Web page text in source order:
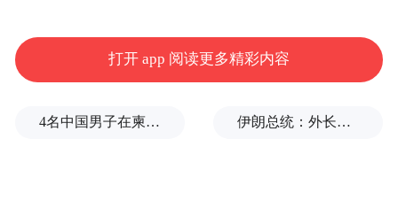
打开 app 阅读更多精彩内容
4名中国男子在柬埔寨杀人抛尸，被判无期 伊朗总统：外长虽然遭侮辱，但仍夜以继日地工作